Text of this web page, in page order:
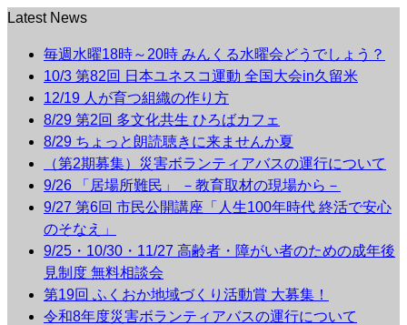
Latest News
毎週水曜18時～20時 みんくる水曜会どうでしょう？
10/3 第82回 日本ユネスコ運動 全国大会in久留米
12/19 人が育つ組織の作り方
8/29 第2回 多文化共生 ひろばカフェ
8/29 ちょっと朗読聴きに来ませんか夏
（第2期募集）災害ボランティアバスの運行について
9/26 「居場所難民」 －教育取材の現場から－
9/27 第6回 市民公開講座「人生100年時代 終活で安心
のそなえ」
9/25・10/30・11/27 高齢者・障がい者のための成年後
見制度 無料相談会
第19回 ふくおか地域づくり活動賞 大募集！
令和8年度災害ボランティアバスの運行について